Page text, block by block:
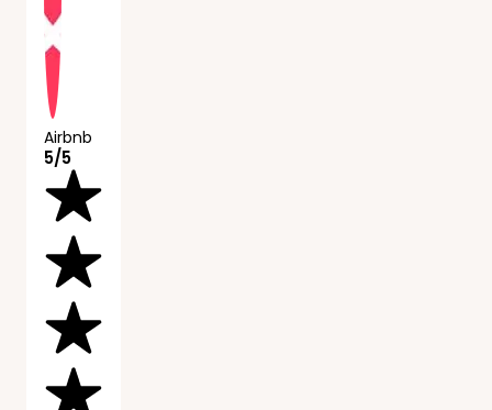
Airbnb
5/5